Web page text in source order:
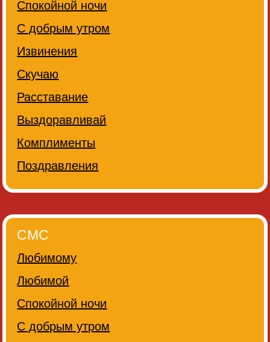
Спокойной ночи
С добрым утром
Извинения
Скучаю
Расставание
Выздоравливай
Комплименты
Поздравления
СМС
Любимому
Любимой
Спокойной ночи
С добрым утром